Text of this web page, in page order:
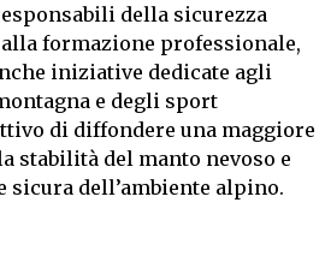
della sicurezza
formazione professionale,
iniziative dedicate agli
e degli sport
di diffondere una maggiore
stabilità del manto nevoso e
sicura dell’ambiente alpino.